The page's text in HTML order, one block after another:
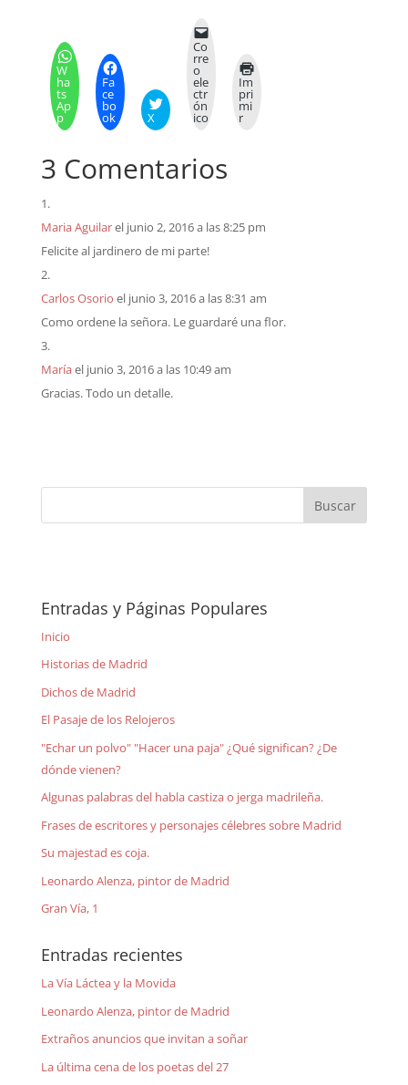
W
ha
ts
Ap
p
Fa
ce
bo
ok X
Co
rre
o
ele
ctr
ón
ico
Im
pri
mi
r
3 Comentarios
Maria Aguilarel junio 2, 2016 a las 8:25 pm
Felicite al jardinero de mi parte!
Carlos Osorio el junio 3, 2016 a las 8:31 am
Como ordene la señora. Le guardaré una flor.
Maríael junio 3, 2016 a las 10:49 am
Gracias. Todo un detalle.
Entradas y Páginas Populares
Inicio
Historias de Madrid
Dichos de Madrid
El Pasaje de los Relojeros
"Echar un polvo" "Hacer una paja" ¿Qué significan? ¿De
dónde vienen?
Algunas palabras del habla castiza o jerga madrileña.
Frases de escritores y personajes célebres sobre Madrid
Su majestad es coja.
Leonardo Alenza, pintor de Madrid
Gran Vía, 1
Entradas recientes
La Vía Láctea y la Movida
Leonardo Alenza, pintor de Madrid
Extraños anuncios que invitan a soñar
La última cena de los poetas del 27